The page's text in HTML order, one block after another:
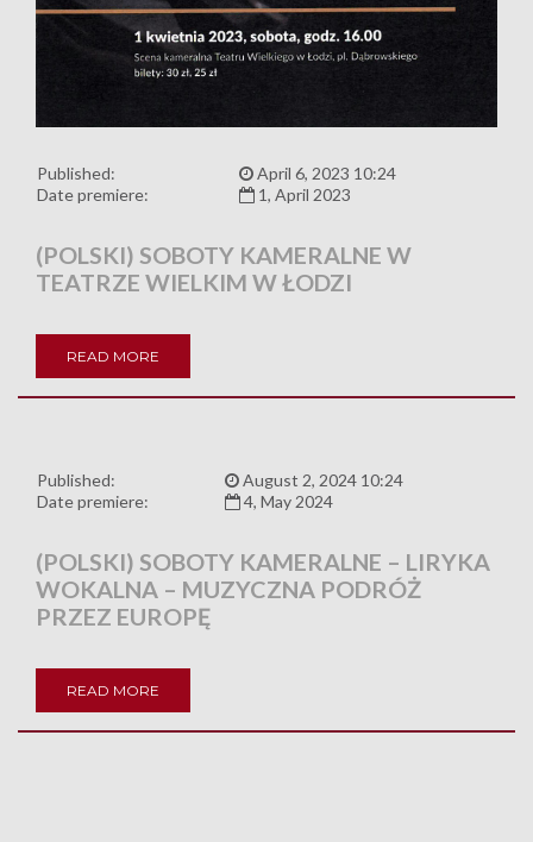
Published:
April 6, 2023 10:24
Date premiere:
1, April 2023
(POLSKI) SOBOTY KAMERALNE W
TEATRZE WIELKIM W ŁODZI
READ MORE
Published:
August 2, 2024 10:24
Date premiere:
4, May 2024
(POLSKI) SOBOTY KAMERALNE – LIRYKA
WOKALNA – MUZYCZNA PODRÓŻ
PRZEZ EUROPĘ
READ MORE